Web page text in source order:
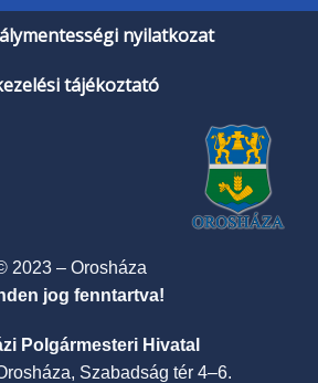
nyilatkozat
tájékoztató
2023 – Orosháza
jog fenntartva!
Polgármesteri Hivatal
Szabadság tér 4–6.